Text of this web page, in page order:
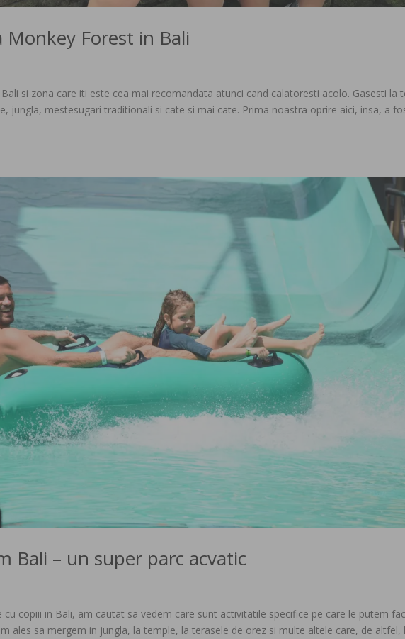
Monkey Forest in Bali
si zona care iti este cea mai recomandata atunci cand calatoresti acolo. Gasesti la
jungla, mestesugari traditionali si cate si mai cate. Prima noastra oprire aici, insa, a
Bali – un super parc acvatic
cu copiii in Bali, am cautat sa vedem care sunt activitatile specifice pe care le putem
ales sa mergem in jungla, la temple, la terasele de orez si multe altele care, de altfel,